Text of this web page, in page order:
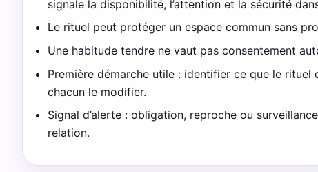
signale la disponibilité, l’attention et la sécurité
Le rituel peut protéger un espace commun sans
Une habitude tendre ne vaut pas consentement
Première démarche utile : identifier ce que le
chacun le modifier.
Signal d’alerte : obligation, reproche ou
relation.